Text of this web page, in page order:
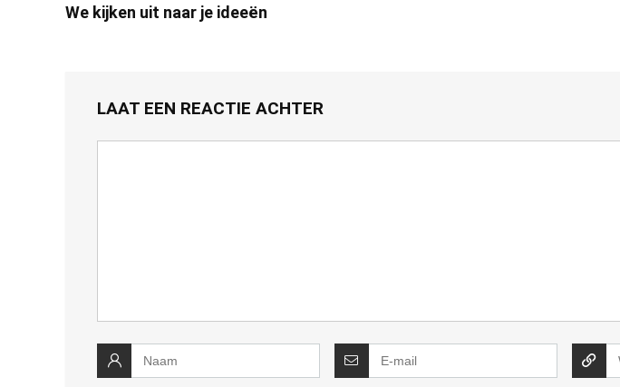
We kijken uit naar je ideeën
LAAT EEN REACTIE ACHTER